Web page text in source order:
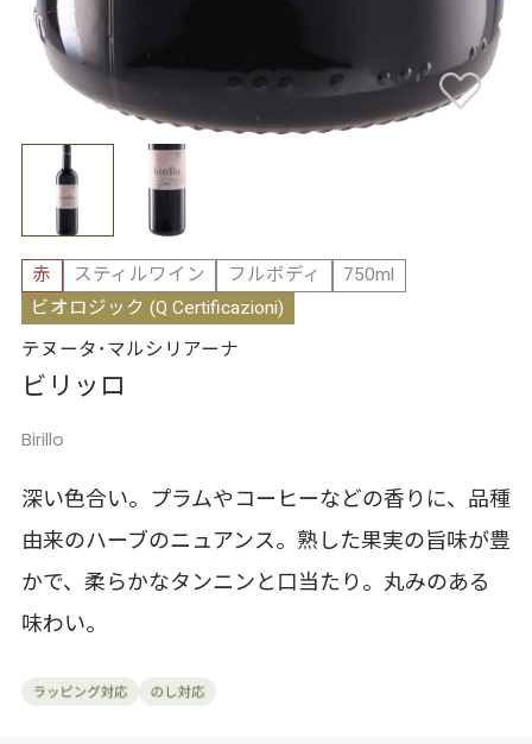
赤 スティルワイン フルボディ
750ml
ビオロジック (Q Certificazioni)
テヌータ･マルシリアーナ
ビリッロ
Birillo
深い色合い。プラムやコーヒーなどの香りに、品種
由来のハーブのニュアンス。熟した果実の旨味が豊
かで、柔らかなタンニンと口当たり。丸みのある
味わい。